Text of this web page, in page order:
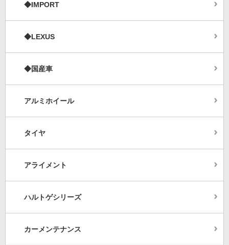
◆IMPORT
◆LEXUS
◆国産車
アルミホイール
タイヤ
アライメント
ハルトゲシリーズ
カーメンテナンス